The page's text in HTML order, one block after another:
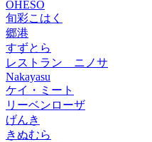
OHESO
旬彩こはく
郷港
すずとら
レストラン ニノサ
Nakayasu
ケイ・ミート
リーベンローザ
げんき
きぬむら